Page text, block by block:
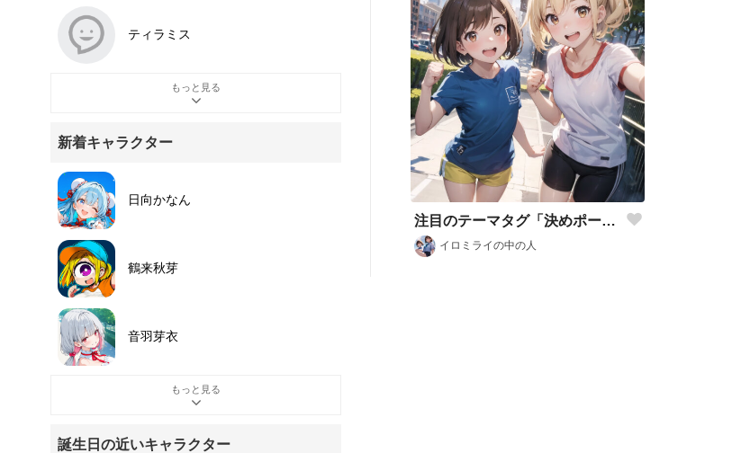
注目のテーマタグ「決めポーズ」を開催します！※プロンプト有り
イロミライの中の人
ティラミス
もっと見る
新着キャラクター
日向かなん
鶴来秋芽
音羽芽衣
もっと見る
誕生日の近いキャラクター